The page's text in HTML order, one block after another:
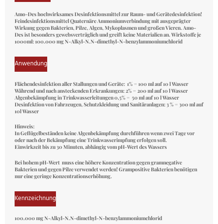
Amo-Deshochwirksames Desinfektionsmittel zur Raum- und Gerätedesinfektion!
Feindesinfektionsmittel Quaternäre Ammoniumverbindung mit ausgeprägter
Wirkung gegen Bakterien, Pilze, Algen, Mykoplasmen und großen Vieren. Amo-
Desist besonders gewebsverträglich und greift keine Materialien an. Wirkstoffe je
1000ml: 100.000 mg N-Alkyl-N.N-dimethyl-N-benzylammoniumchlorid
Anwendung
Flächendesinfektion aller Stallungen und Geräte: 1% = 100 ml auf 10 l Wasser
Während und nach ansteckenden Erkrankungen: 2% = 200 ml auf 10 l Wasser
Algenbekämpfung in Trinkwasserleitungen 0,5% = 50 ml auf 10 l Wasser
Desinfektion von Fahrzeugen, Schutzkleidung und Sanitäranlagen: 3 % = 300 ml auf
10l Wasser
Hinweis:
In Geflügelbeständen keine Algenbekämpfung durchführen wenn zwei Tage vor
oder nach der Bekämpfung eine Trinkwasserimpfung erfolgen soll.
Einwirkzeit bis zu 30 Minuten, abhängig vom pH-Wert des Wassers
Bei hohem pH-Wert muss eine höhere Konzentration gegen gramnegative
Bakterien und gegen Pilze verwendet werden! Grampositive Bakterien benötigen
nur eine geringe Konzentrationserhöhung.
Kennzeichnung
100.000 mg N-Alkyl-N.N-dimethyl-N-benzylammoniumchlorid